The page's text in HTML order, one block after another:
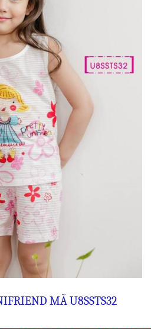
MÃ U8SSTS32